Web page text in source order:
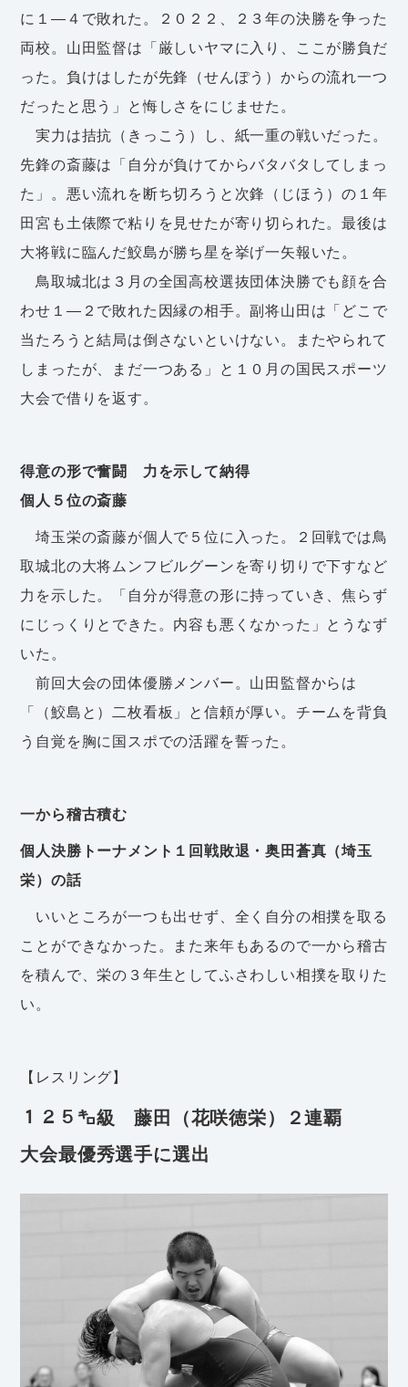
に１―４で敗れた。２０２２、２３年の決勝を争った
両校。山田監督は「厳しいヤマに入り、ここが勝負だ
った。負けはしたが先鋒（せんぽう）からの流れ一つ
だったと思う」と悔しさをにじませた。
実力は拮抗（きっこう）し、紙一重の戦いだった。
先鋒の斎藤は「自分が負けてからバタバタしてしまっ
た」。悪い流れを断ち切ろうと次鋒（じほう）の１年
田宮も土俵際で粘りを見せたが寄り切られた。最後は
大将戦に臨んだ鮫島が勝ち星を挙げ一矢報いた。
鳥取城北は３月の全国高校選抜団体決勝でも顔を合
わせ１―２で敗れた因縁の相手。副将山田は「どこで
当たろうと結局は倒さないといけない。またやられて
しまったが、まだ一つある」と１０月の国民スポーツ
大会で借りを返す。
得意の形で奮闘 力を示して納得
個人５位の斎藤
埼玉栄の斎藤が個人で５位に入った。２回戦では鳥
取城北の大将ムンフビルグーンを寄り切りで下すなど
力を示した。「自分が得意の形に持っていき、焦らず
にじっくりとできた。内容も悪くなかった」とうなず
いた。
前回大会の団体優勝メンバー。山田監督からは
「（鮫島と）二枚看板」と信頼が厚い。チームを背負
う自覚を胸に国スポでの活躍を誓った。
一から稽古積む
個人決勝トーナメント１回戦敗退・奥田蒼真（埼玉
栄）の話
いいところが一つも出せず、全く自分の相撲を取る
ことができなかった。また来年もあるので一から稽古
を積んで、栄の３年生としてふさわしい相撲を取りた
い。
【レスリング】
１２５㌔級 藤田（花咲徳栄）２連覇
大会最優秀選手に選出